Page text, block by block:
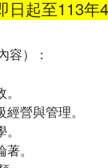
日起至113年
容）：
營與管理。
。